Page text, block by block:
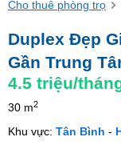
Cho thuê phòng trọ
Duplex Đẹp
Gần Trung
4.5 triệu/
30 m2
Khu vực: Tân Bình -